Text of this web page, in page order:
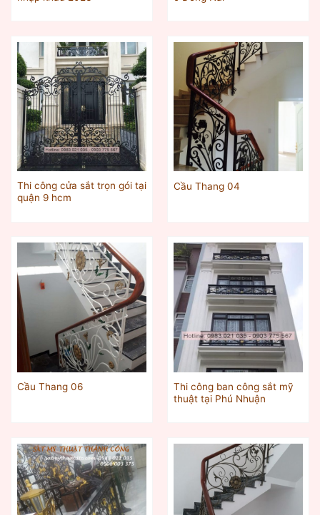
Thi công cửa sắt trọn gói tại
quận 9 hcm
Cầu Thang 04
Cầu Thang 06
Thi công ban công sắt mỹ
thuật tại Phú Nhuận